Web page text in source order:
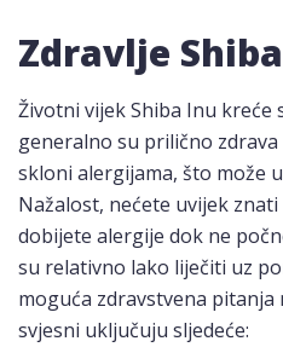
Zdravlje
Životni vijek Shiba Inu kreće
generalno su prilično
skloni alergijama, što može
Nažalost, nećete uvijek
dobijete alergije dok ne
su relativno lako liječiti uz
moguća zdravstvena
svjesni uključuju sljedeće: